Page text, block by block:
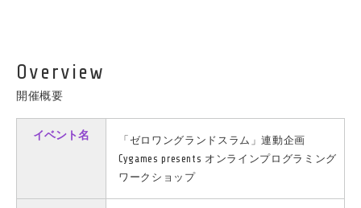
Overview
開催概要
イベント名
「ゼロワングランドスラム」連動企画
Cygames presents オンラインプログラミング
ワークショップ